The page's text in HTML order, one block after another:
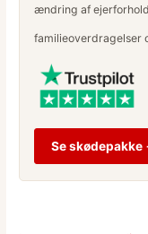
ændring af
familieoverdragelser
Se skødepakke